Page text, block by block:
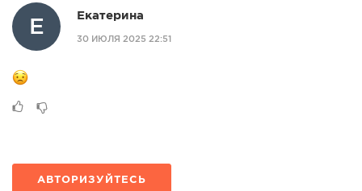
Е
Екатерина
30 ИЮЛЯ 2025 22:51
АВТОРИЗУЙТЕСЬ